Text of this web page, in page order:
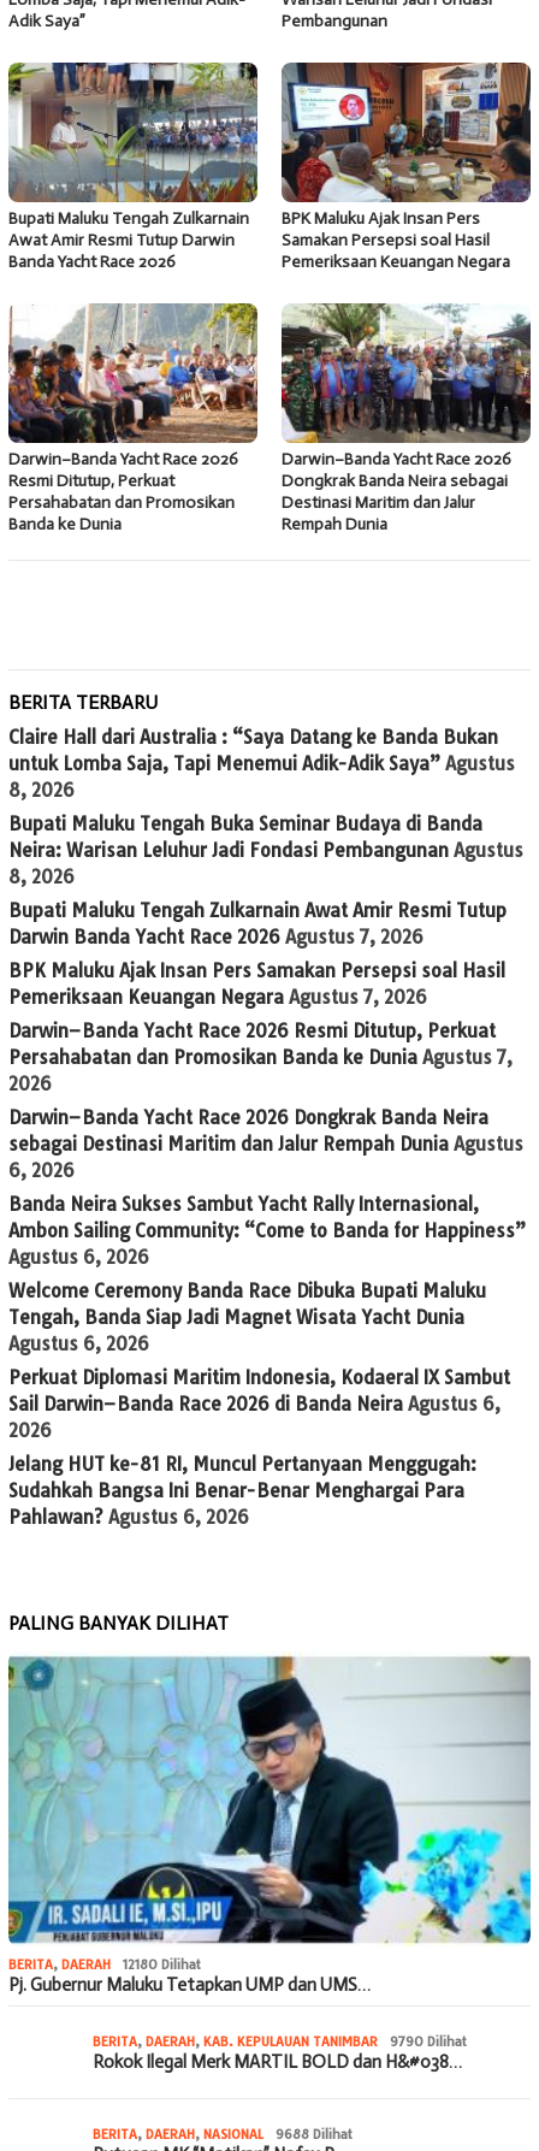
Adik Saya”
Pembangunan
Bupati Maluku Tengah Zulkarnain
Awat Amir Resmi Tutup Darwin
Banda Yacht Race 2026
BPK Maluku Ajak Insan Pers
Samakan Persepsi soal Hasil
Pemeriksaan Keuangan Negara
Darwin–Banda Yacht Race 2026
Resmi Ditutup, Perkuat
Persahabatan dan Promosikan
Banda ke Dunia
Darwin–Banda Yacht Race 2026
Dongkrak Banda Neira sebagai
Destinasi Maritim dan Jalur
Rempah Dunia
BERITA TERBARU
Claire Hall dari Australia : “Saya Datang ke Banda Bukan
untuk Lomba Saja, Tapi Menemui Adik-Adik Saya” Agustus
8, 2026
Bupati Maluku Tengah Buka Seminar Budaya di Banda
Neira: Warisan Leluhur Jadi Fondasi Pembangunan Agustus
8, 2026
Bupati Maluku Tengah Zulkarnain Awat Amir Resmi Tutup
Darwin Banda Yacht Race 2026 Agustus 7, 2026
BPK Maluku Ajak Insan Pers Samakan Persepsi soal Hasil
Pemeriksaan Keuangan Negara Agustus 7, 2026
Darwin–Banda Yacht Race 2026 Resmi Ditutup, Perkuat
Persahabatan dan Promosikan Banda ke Dunia Agustus 7,
2026
Darwin–Banda Yacht Race 2026 Dongkrak Banda Neira
sebagai Destinasi Maritim dan Jalur Rempah Dunia Agustus
6, 2026
Banda Neira Sukses Sambut Yacht Rally Internasional,
Ambon Sailing Community: “Come to Banda for Happiness”
Agustus 6, 2026
Welcome Ceremony Banda Race Dibuka Bupati Maluku
Tengah, Banda Siap Jadi Magnet Wisata Yacht Dunia
Agustus 6, 2026
Perkuat Diplomasi Maritim Indonesia, Kodaeral IX Sambut
Sail Darwin–Banda Race 2026 di Banda Neira Agustus 6,
2026
Jelang HUT ke-81 RI, Muncul Pertanyaan Menggugah:
Sudahkah Bangsa Ini Benar-Benar Menghargai Para
Pahlawan? Agustus 6, 2026
PALING BANYAK DILIHAT
BERITA, DAERAH 12180 Dilihat
Pj. Gubernur Maluku Tetapkan UMP dan UMS…
BERITA, DAERAH, KAB. KEPULAUAN TANIMBAR 9790 Dilihat
Rokok Ilegal Merk MARTIL BOLD dan H&#038…
BERITA, DAERAH, NASIONAL 9688 Dilihat